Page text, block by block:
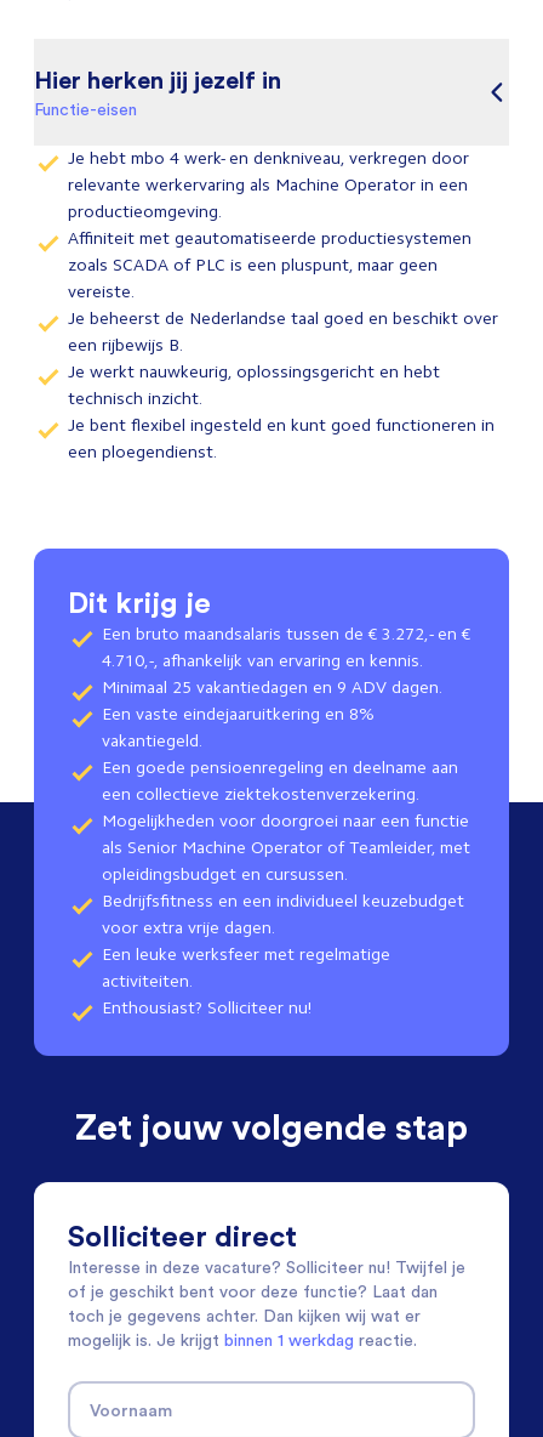
Hier herken jij jezelf in
Functie-eisen
Je hebt mbo 4 werk- en denkniveau, verkregen door
relevante werkervaring als Machine Operator in een
productieomgeving.
Affiniteit met geautomatiseerde productiesystemen
zoals SCADA of PLC is een pluspunt, maar geen
vereiste.
Je beheerst de Nederlandse taal goed en beschikt over
een rijbewijs B.
Je werkt nauwkeurig, oplossingsgericht en hebt
technisch inzicht.
Je bent flexibel ingesteld en kunt goed functioneren in
een ploegendienst.
Dit krijg je
Een bruto maandsalaris tussen de € 3.272,- en €
4.710,-, afhankelijk van ervaring en kennis.
Minimaal 25 vakantiedagen en 9 ADV dagen.
Een vaste eindejaaruitkering en 8%
vakantiegeld.
Een goede pensioenregeling en deelname aan
een collectieve ziektekostenverzekering.
Mogelijkheden voor doorgroei naar een functie
als Senior Machine Operator of Teamleider, met
opleidingsbudget en cursussen.
Bedrijfsfitness en een individueel keuzebudget
voor extra vrije dagen.
Een leuke werksfeer met regelmatige
activiteiten.
Enthousiast? Solliciteer nu!
Zet jouw volgende stap
Solliciteer direct
Interesse in deze vacature? Solliciteer nu! Twijfel je
of je geschikt bent voor deze functie? Laat dan
toch je gegevens achter. Dan kijken wij wat er
mogelijk is. Je krijgt binnen 1 werkdag reactie.
Voornaam